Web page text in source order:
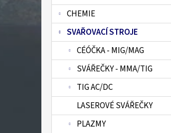
CHEMIE
SVAŘOVACÍ STROJE
CÉÓČKA - MIG/MAG
SVÁŘEČKY - MMA/TIG
TIG AC/DC
LASEROVÉ SVÁŘEČKY
PLAZMY